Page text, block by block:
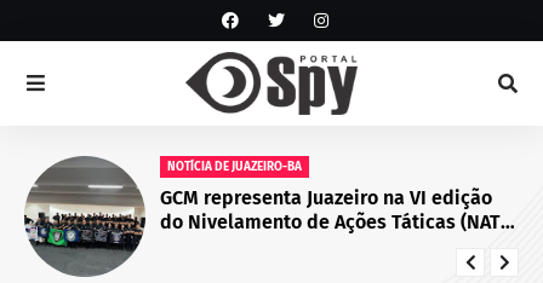
NOTÍCIA DE JUAZEIRO-BA
GCM representa Juazeiro na VI edição
do Nivelamento de Ações Táticas (NAT-